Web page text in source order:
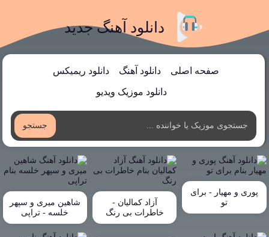
دانلود آهنگ جدید
صفحه اصلی دانلود آهنگ دانلود ریمیکس
دانلود موزیک ویدیو
جستجو
پوری و مهیار - برای
تو
آزاد کمالیان -
خاطرات بی رنگ
شاهین میری و سپهر
خلسه - تراپی